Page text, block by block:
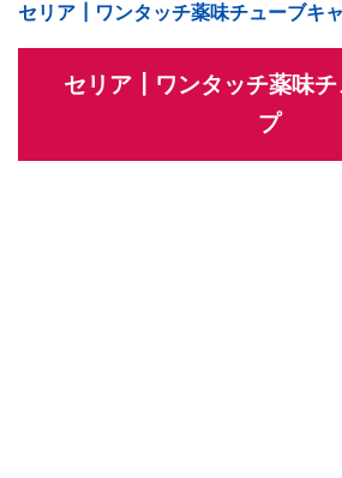
セリア┃ワンタッチ薬味チューブキ
セリア┃ワンタッチ薬味チ
プ